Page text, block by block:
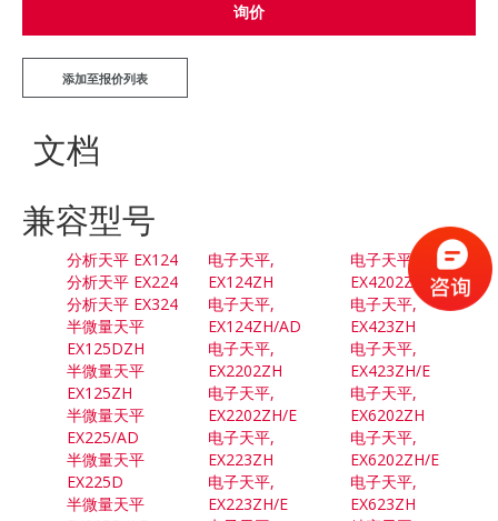
询价
添加至报价列表
文档
兼容型号
分析天平 EX124
分析天平 EX224
分析天平 EX324
半微量天平
EX125DZH
半微量天平
EX125ZH
半微量天平
EX225/AD
半微量天平
EX225D
半微量天平
电子天平,
EX124ZH
电子天平,
EX124ZH/AD
电子天平,
EX2202ZH
电子天平,
EX2202ZH/E
电子天平,
EX223ZH
电子天平,
EX223ZH/E
电子天平,
EX4202ZH/E
电子天平,
EX423ZH
电子天平,
EX423ZH/E
电子天平,
EX6202ZH
电子天平,
EX6202ZH/E
电子天平,
EX623ZH